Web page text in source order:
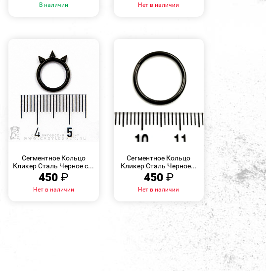
В наличии Нет в наличии
Сегментное Кольцо
Кликер Сталь Черное с...
450₽
Нет в наличии
Сегментное Кольцо
Кликер Сталь Черное...
450 ₽
Нет в наличии